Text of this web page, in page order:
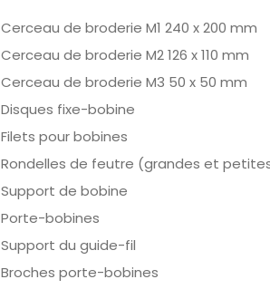
Cerceau de broderie M1 240 x 200 mm
Cerceau de broderie M2 126 x 110 mm
Cerceau de broderie M3 50 x 50 mm
Disques fixe-bobine
Filets pour bobines
Rondelles de feutre (grandes et
Support de bobine
Porte-bobines
Support du guide-fil
Broches porte-bobines